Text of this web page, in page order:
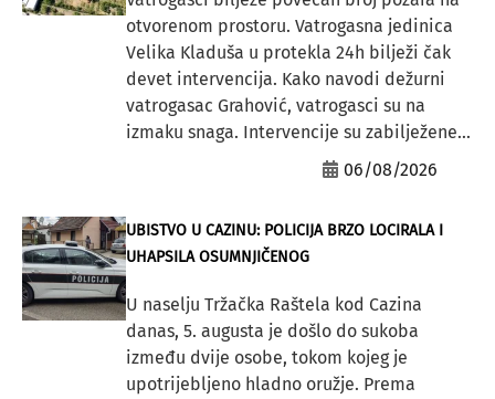
otvorenom prostoru. Vatrogasna jedinica
Velika Kladuša u protekla 24h bilježi čak
devet intervencija. Kako navodi dežurni
vatrogasac Grahović, vatrogasci su na
izmaku snaga. Intervencije su zabilježene...
06/08/2026
UBISTVO U CAZINU: POLICIJA BRZO LOCIRALA I
UHAPSILA OSUMNJIČENOG
U naselju Tržačka Raštela kod Cazina
danas, 5. augusta je došlo do sukoba
između dvije osobe, tokom kojeg je
upotrijebljeno hladno oružje. Prema